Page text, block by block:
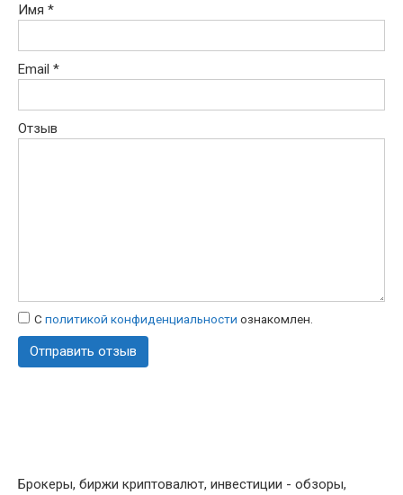
Имя *
Email *
Отзыв
С политикой конфиденциальности ознакомлен.
Брокеры, биржи криптовалют, инвестиции - обзоры,